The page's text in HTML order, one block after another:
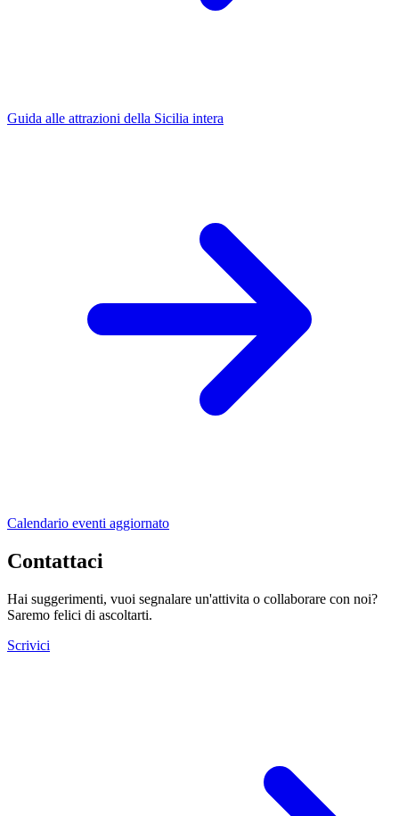
Guida alle attrazioni della Sicilia intera
Calendario eventi aggiornato
Contattaci
Hai suggerimenti, vuoi segnalare un'attivita o collaborare con noi?
Saremo felici di ascoltarti.
Scrivici